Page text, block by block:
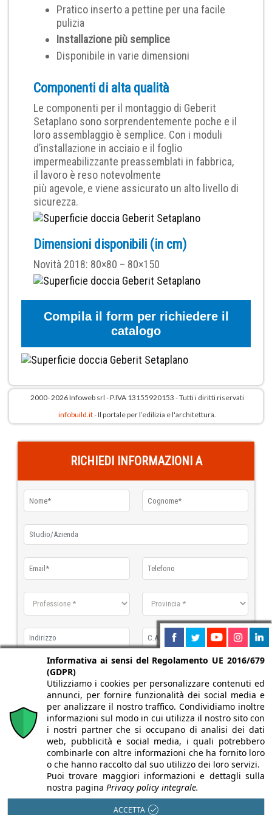
Pratico inserto a pettine per una facile
pulizia
Installazione più semplice
Disponibile in varie dimensioni
Componenti di alta qualità
Le componenti per il montaggio di Geberit
Setaplano sono sorprendentemente poche e il
loro assemblaggio è semplice. Con i moduli
d’installazione in acciaio e il foglio
impermeabilizzante preassemblati in fabbrica,
il lavoro è reso notevolmente
più agevole, e viene assicurato un alto livello di
sicurezza.
Dimensioni disponibili (in cm)
Novità 2018: 80×80 – 80×150
Compila il form per richiedere il
catalogo
2000- 2026 Infoweb srl - P.IVA 13155920153 - Tutti i diritti riservati
infobuild.it- Il portale per l’edilizia e l'architettura.
RICHIEDI INFORMAZIONI A
Desidero ricevere il catalogo
dichiaro di aver letto e accettato l'informativa sulla privacy
Informativa ai sensi del Regolamento UE 2016/679
(GDPR)
Utilizziamo i cookies per personalizzare contenuti ed
annunci, per fornire funzionalità dei social media e
per analizzare il nostro traffico. Condividiamo inoltre
informazioni sul modo in cui utilizza il nostro sito con
i nostri partner che si occupano di analisi dei dati
web, pubblicità e social media, i quali potrebbero
combinarle con altre informazioni che ha fornito loro
o che hanno raccolto dal suo utilizzo dei loro servizi.
Puoi trovare maggiori informazioni e dettagli sulla
nostra pagina Privacy policy integrale.
ACCETTA